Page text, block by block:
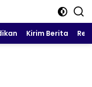
Kirim Berita